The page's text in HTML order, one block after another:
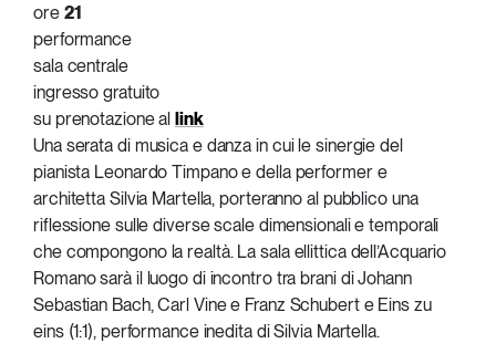
ore 21
performance
sala centrale
ingresso gratuito
su prenotazione allink
Una serata di musica e danza in cui le sinergie del
pianista Leonardo Timpano e della performer e
architetta Silvia Martella, porteranno al pubblico una
riflessione sulle diverse scale dimensionali e temporali
che compongono la realtà. La sala ellittica dell’Acquario
Romano sarà il luogo di incontro tra brani di Johann
Sebastian Bach, Carl Vine e Franz Schubert e Eins zu
eins (1:1), performance inedita di Silvia Martella.